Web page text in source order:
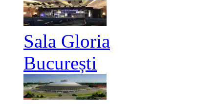
Sala Gloria
București